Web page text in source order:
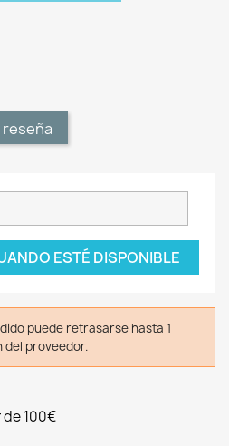
reseña
ESTÉ DISPONIBLE
puede retrasarse hasta 1
del proveedor.
100€